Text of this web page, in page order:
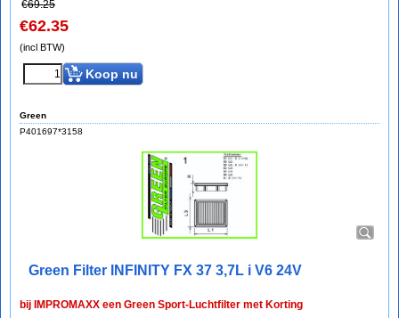
€69.25
€62.35
(incl BTW)
Koop nu
Green
P401697*3158
Green Filter INFINITY FX 37 3,7L i V6 24V
bij IMPROMAXX een Green Sport-Luchtfilter met Korting